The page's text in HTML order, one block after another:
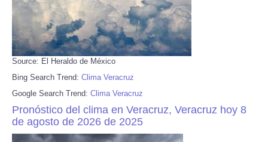
Source: El Heraldo de México
Bing Search Trend: Clima Veracruz
Google Search Trend: Clima Veracruz
Pronóstico del clima en Veracruz, Veracruz hoy 8
de agosto de 2026 de 2025